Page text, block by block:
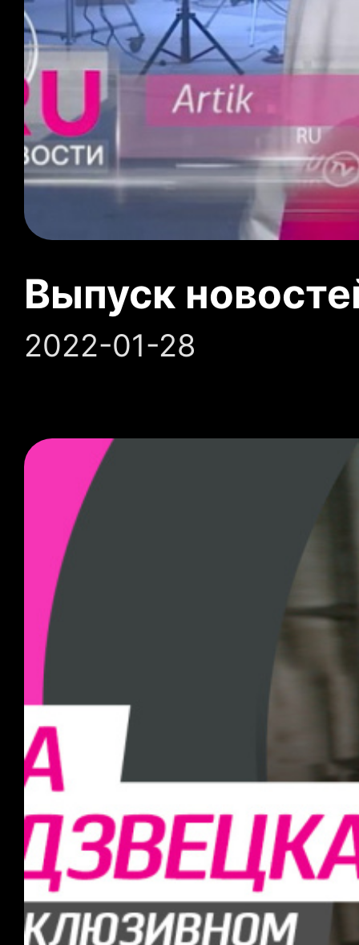
Выпуск
2022-01-28